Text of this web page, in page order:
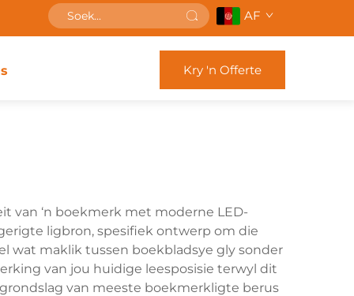
AF
Kry 'n Offerte
van ‘n boekmerk met moderne LED-
ligbron, spesifiek ontwerp om die
wat maklik tussen boekbladsye gly sonder
van jou huidige leesposisie terwyl dit
van meeste boekmerkligte berus